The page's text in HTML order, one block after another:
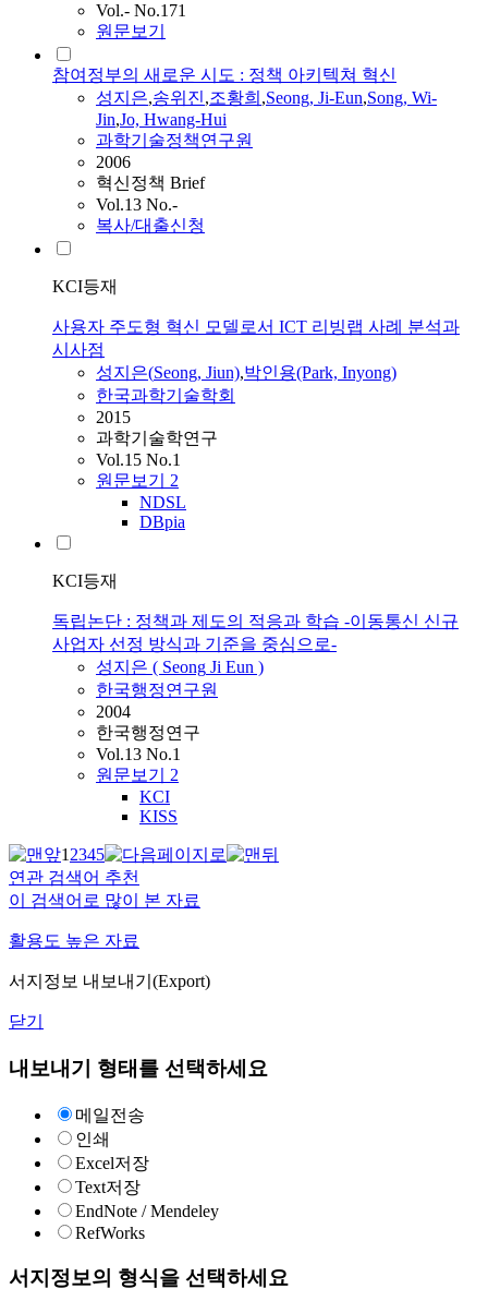
Vol.- No.171
원문보기
참여정부의 새로운 시도 : 정책 아키텍쳐 혁신
성지은,송위진,조황희 ,Seong, Ji-Eun,Song, Wi-
Jin,Jo, Hwang-Hui
과학기술정책연구원
2006
혁신정책 Brief
Vol.13 No.-
복사/대출신청
KCI등재
사용자 주도형 혁신 모델로서 ICT 리빙랩 사례 분석과
시사점
성지은(Seong, Jiun),박인용(Park, Inyong)
한국과학기술학회
2015
과학기술학연구
Vol.15 No.1
원문보기 2
NDSL
DBpia
KCI등재
독립논단 : 정책과 제도의 적응과 학습 -이동통신 신규
사업자 선정 방식과 기준을 중심으로-
성지은 ( Seong Ji Eun )
한국행정연구원
2004
한국행정연구
Vol.13 No.1
원문보기 2
KCI
KISS
12345
연관 검색어 추천
이 검색어로 많이 본 자료
활용도 높은 자료
서지정보 내보내기(Export)
닫기
내보내기 형태를 선택하세요
메일전송
인쇄
Excel저장
Text저장
EndNote / Mendeley
RefWorks
서지정보의 형식을 선택하세요